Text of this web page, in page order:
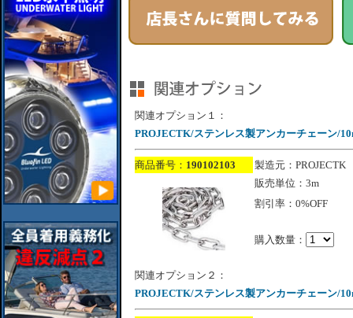
関連オプション１：
PROJECTK/ステンレス製アンカーチェーン/
商品番号： 190102103
製造元：PROJECTK
販売単位：3m
割引率：0%OFF
購入数量：
関連オプション２：
PROJECTK/ステンレス製アンカーチェーン/